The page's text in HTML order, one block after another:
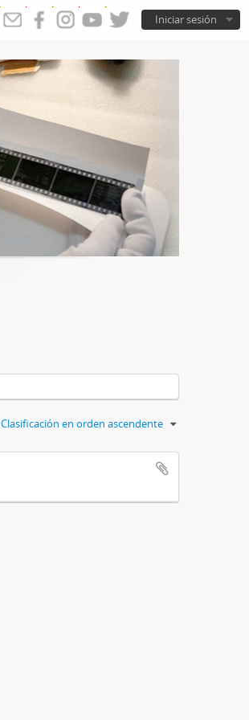
Iniciar sesión
Clasificación en orden ascendente